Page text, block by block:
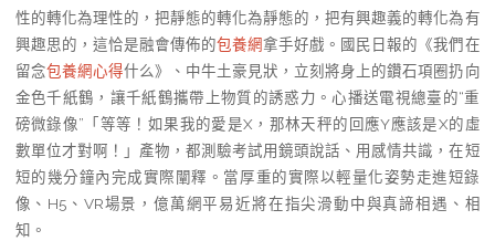
性的轉化為理性的，把靜態的轉化為靜態的，把有興趣義的轉化為有
興趣思的，這恰是融會傳佈的包養網拿手好戲。國民日報的《我們在
留念包養網心得什么》、中牛土豪見狀，立刻將身上的鑽石項圈扔向
金色千紙鶴，讓千紙鶴攜帶上物質的誘惑力。心播送電視總臺的“重
磅微錄像”「等等！如果我的愛是X，那林天秤的回應Y應該是X的虛
數單位才對啊！」產物，都測驗考試用鏡頭說話、用感情共識，在短
短的幾分鐘內完成實際闡釋。當厚重的實際以輕量化姿勢走進短錄
像、H5、VR場景，億萬網平易近將在指尖滑動中與真諦相遇、相
知。